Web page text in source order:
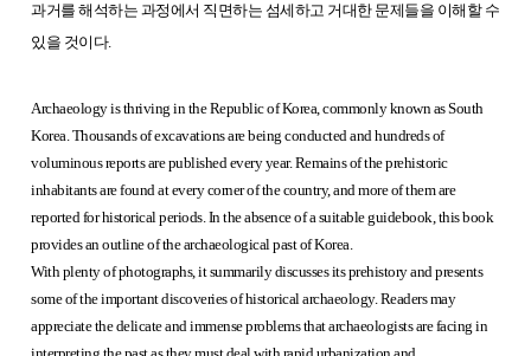
과거를 해석하는 과정에서 직면하는 섬세하고 거대한 문제들을 이해할 수
있을 것이다.
Archaeology is thriving in the Republic of Korea, commonly known as South
Korea. Thousands of excavations are being conducted and hundreds of
voluminous reports are published every year. Remains of the prehistoric
inhabitants are found at every corner of the country, and more of them are
reported for historical periods. In the absence of a suitable guidebook, this book
provides an outline of the archaeological past of Korea.
With plenty of photographs, it summarily discusses its prehistory and presents
some of the important discoveries of historical archaeology. Readers may
appreciate the delicate and immense problems that archaeologists are facing in